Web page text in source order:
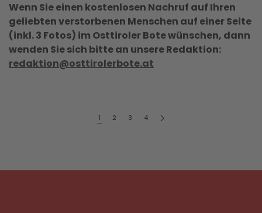
Wenn Sie einen kostenlosen Nachruf auf Ihren
geliebten verstorbenen Menschen auf einer Seite
(inkl. 3 Fotos) im Osttiroler Bote wünschen, dann
wenden Sie sich bitte an unsere Redaktion:
redaktion@osttirolerbote.at
1 2 3 4